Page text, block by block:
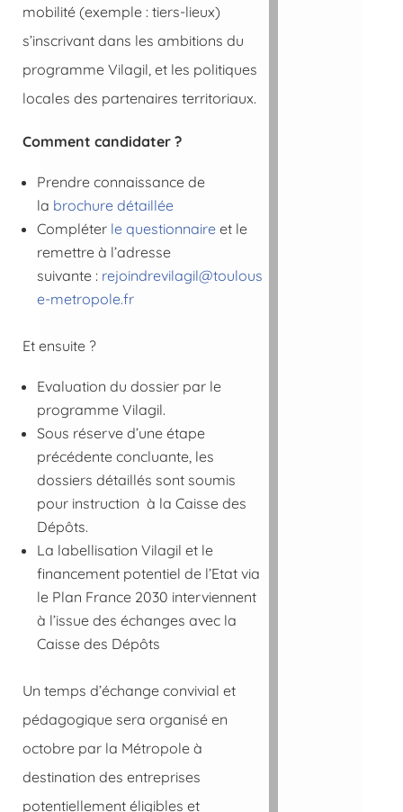
mobilité (exemple : tiers-lieux)
s’inscrivant dans les ambitions du
programme Vilagil, et les politiques
locales des partenaires territoriaux.
Comment candidater ?
Prendre connaissance de
la brochure détaillée
Compléter le questionnaire et le
remettre à l’adresse
suivante : rejoindrevilagil@toulous
e-metropole.fr
Et ensuite ?
Evaluation du dossier par le
programme Vilagil.
Sous réserve d’une étape
précédente concluante, les
dossiers détaillés sont soumis
pour instruction à la Caisse des
Dépôts.
La labellisation Vilagil et le
financement potentiel de l’Etat via
le Plan France 2030 interviennent
à l’issue des échanges avec la
Caisse des Dépôts
Un temps d’échange convivial et
pédagogique sera organisé en
octobre par la Métropole à
destination des entreprises
potentiellement éligibles et